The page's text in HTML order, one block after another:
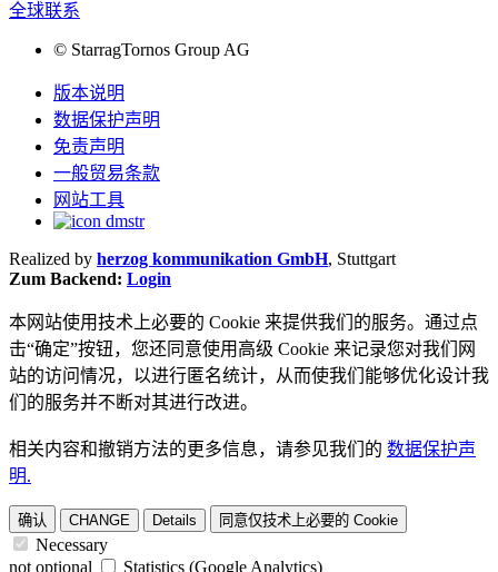
全球联系
© StarragTornos Group AG
版本说明
数据保护声明
免责声明
一般贸易条款
网站工具
Realized by herzog kommunikation GmbH, Stuttgart
Zum Backend: Login
本网站使用技术上必要的 Cookie 来提供我们的服务。通过点
击“确定”按钮，您还同意使用高级 Cookie 来记录您对我们网
站的访问情况，以进行匿名统计，从而使我们能够优化设计我
们的服务并不断对其进行改进。
相关内容和撤销方法的更多信息，请参见我们的 数据保护声
明.
确认 CHANGE Details 同意仅技术上必要的 Cookie
Necessary
not optional
Statistics (Google Analytics)